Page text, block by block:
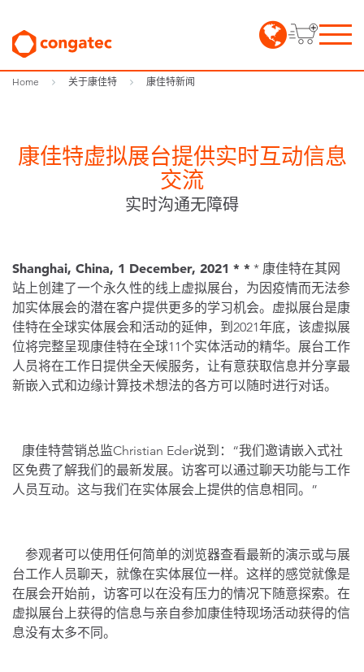
Home 关于康佳特 康佳特新闻
康佳特虚拟展台提供实时互动信息
交流
实时沟通无障碍
Shanghai, China, 1 December, 2021 * * * 康佳特在其网
站上创建了一个永久性的线上虚拟展台，为因疫情而无法参
加实体展会的潜在客户提供更多的学习机会。虚拟展台是康
佳特在全球实体展会和活动的延伸，到2021年底，该虚拟展
位将完整呈现康佳特在全球11个实体活动的精华。展台工作
人员将在工作日提供全天候服务，让有意获取信息并分享最
新嵌入式和边缘计算技术想法的各方可以随时进行对话。
康佳特营销总监Christian Eder说到：“我们邀请嵌入式社
区免费了解我们的最新发展。访客可以通过聊天功能与工作
人员互动。这与我们在实体展会上提供的信息相同。”
参观者可以使用任何简单的浏览器查看最新的演示或与展
台工作人员聊天，就像在实体展位一样。这样的感觉就像是
在展会开始前，访客可以在没有压力的情况下随意探索。在
虚拟展台上获得的信息与亲自参加康佳特现场活动获得的信
息没有太多不同。